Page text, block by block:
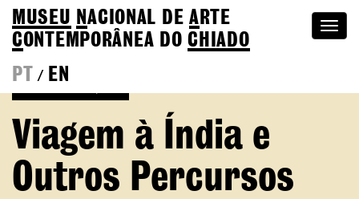
MUSEU NACIONAL DEA RTE
CONTEMPORÂNEA DOCHIADO
PT
/ EN
Viagem à Índia e
Outros Percursos